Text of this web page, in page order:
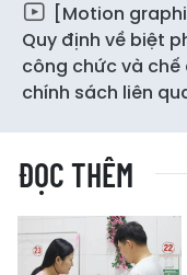
[Motion
Quy định về biệt
công chức và chế
chính sách liên
ĐỌC THÊM